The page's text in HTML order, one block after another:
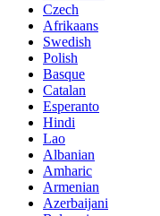
Czech
Afrikaans
Swedish
Polish
Basque
Catalan
Esperanto
Hindi
Lao
Albanian
Amharic
Armenian
Azerbaijani